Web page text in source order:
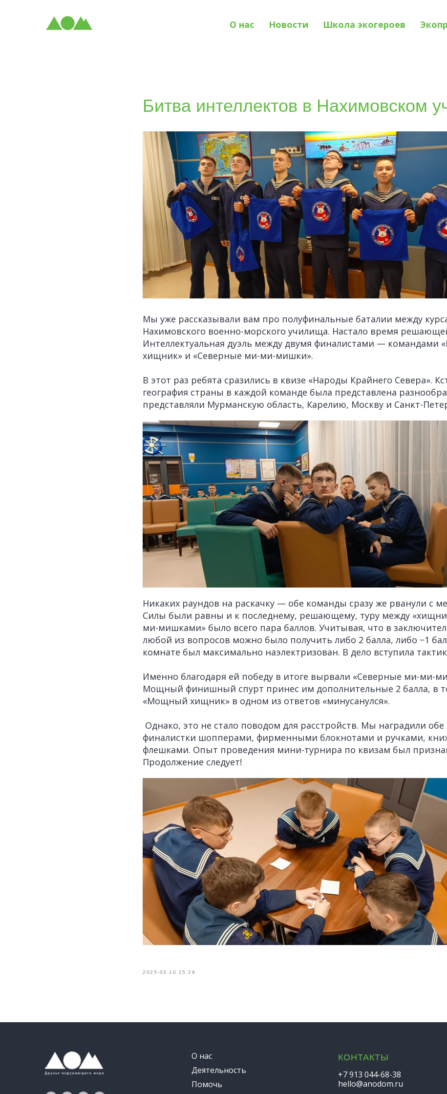
О нас Новости Школа экогероев
Битва интеллектов в Нахимовском
Мы уже рассказывали вам про полуфинальные баталии между
Нахимовского военно-морского училища. Настало время
Интеллектуальная дуэль между двумя финалистами —
хищник» и «Северные ми-ми-мишки».
В этот раз ребята сразились в квизе «Народы Крайнего Севера».
география страны в каждой команде была представлена
представляли Мурманскую область, Карелию, Москву и Санкт-
Никаких раундов на раскачку — обе команды сразу же рванули с
Силы были равны и к последнему, решающему, туру между
ми-мишками» было всего пара баллов. Учитывая, что в
любой из вопросов можно было получить либо 2 балла, либо −1
комнате был максимально наэлектризован. В дело вступила
Именно благодаря ей победу в итоге вырвали «Северные ми-ми-
Мощный финишный спурт принес им дополнительные 2 балла, в
«Мощный хищник» в одном из ответов «минусанулся».
Однако, это не стало поводом для расстройств. Мы наградили
финалистки шопперами, фирменными блокнотами и ручками,
флешками. Опыт проведения мини-турнира по квизам был
Продолжение следует!
2025-03-10 15:29
О нас
Деятельность
Помочь
КОНТАКТЫ
+7 913 044-68-38
hello@anodom.ru